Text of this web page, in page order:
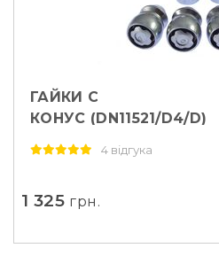
ГАЙКИ СЕКРЕТНІ
КОНУС (DN11521/D4/D)
4 відгука
1 325 грн.